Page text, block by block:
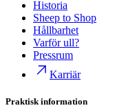
Historia
Sheep to Shop
Hållbarhet
Varför ull?
Pressrum
Karriär
Praktisk information